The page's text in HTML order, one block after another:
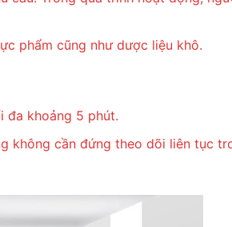
phẩm cũng như dược liệu khô.
đa khoảng 5 phút.
không cần đứng theo dõi liên tục